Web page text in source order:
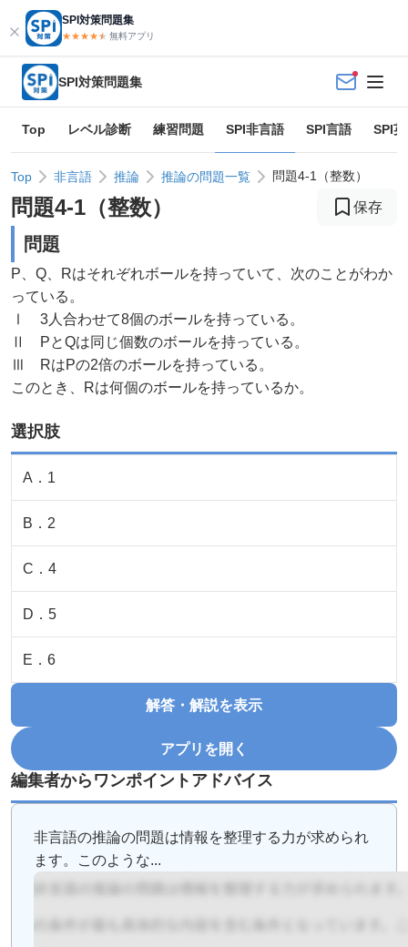
SPI対策問題集
★★★★★
★ 無料アプリ
SPI対策問題集
Top レベル診断 練習問題 SPI非言語 SPI言語 SPI
Top 非言語 推論 推論の問題一覧 問題4-1（整数）
問題4-1 （整数） 保存
問題
P、Q、Rはそれぞれボールを持っていて、次のことがわか
っている。
Ⅰ 3人合わせて8個のボールを持っている。
Ⅱ PとQは同じ個数のボールを持っている。
Ⅲ RはPの2倍のボールを持っている。
このとき、Rは何個のボールを持っているか。
選択肢
A ． 1
B ． 2
C ． 4
D ． 5
E ． 6
解答・解説を表示
アプリを開く
編集者からワンポイントアドバイス
非言語の推論の問題は情報を整理する力が求められ
ます。このような...